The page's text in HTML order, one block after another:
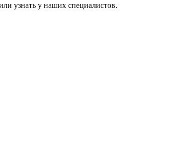
узнать у наших специалистов.